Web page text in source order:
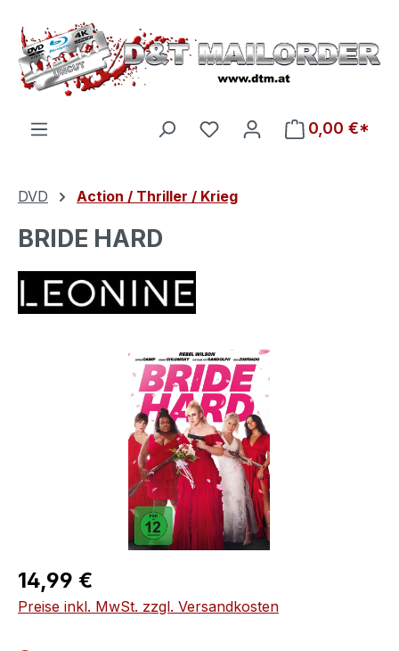
Zum Hauptinhalt springen
Du hast 0 Produkte auf
0,00 €*
DVD Action / Thriller / Krieg
BRIDE HARD
Bildergalerie überspringen
Regulärer Preis:
14,99 €
Preise inkl. MwSt. zzgl. Versandkosten